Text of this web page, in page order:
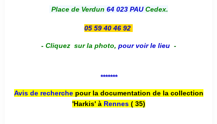
Place de Verdun 64 023 PAUCedex.
05 59 40 46 92
- Cliquez sur la photo, pour voir le lieu -
*******
Avis de recherche pour la documentation de la collection
'Harkis' à Rennes( 35)